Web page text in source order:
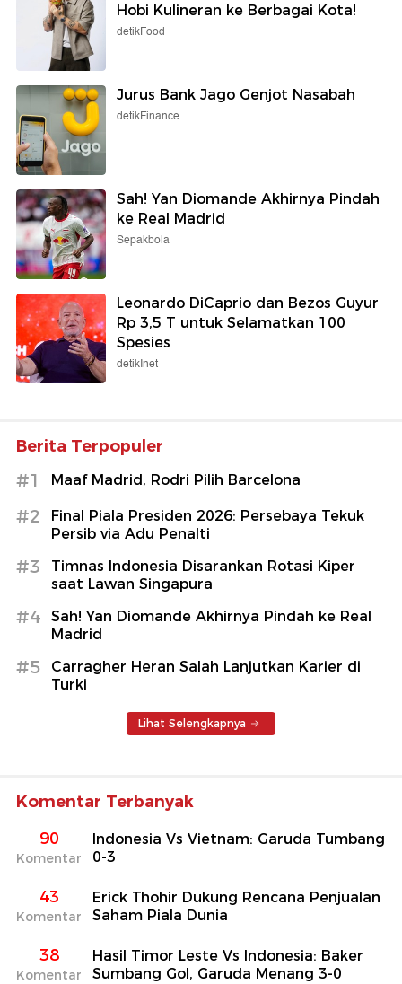
Hobi Kulineran ke Berbagai Kota!
detikFood
Jurus Bank Jago Genjot Nasabah
detikFinance
Sah! Yan Diomande Akhirnya Pindah
ke Real Madrid
Sepakbola
Leonardo DiCaprio dan Bezos Guyur
Rp 3,5 T untuk Selamatkan 100
Spesies
detikInet
Berita Terpopuler
#1 Maaf Madrid, Rodri Pilih Barcelona
#2
Final Piala Presiden 2026: Persebaya Tekuk
Persib via Adu Penalti
#3
Timnas Indonesia Disarankan Rotasi Kiper
saat Lawan Singapura
#4
Sah! Yan Diomande Akhirnya Pindah ke Real
Madrid
#5
Carragher Heran Salah Lanjutkan Karier di
Turki
Lihat Selengkapnya
Komentar Terbanyak
90
Komentar
Indonesia Vs Vietnam: Garuda Tumbang
0-3
43
Komentar
Erick Thohir Dukung Rencana Penjualan
Saham Piala Dunia
38
Komentar
Hasil Timor Leste Vs Indonesia: Baker
Sumbang Gol, Garuda Menang 3-0